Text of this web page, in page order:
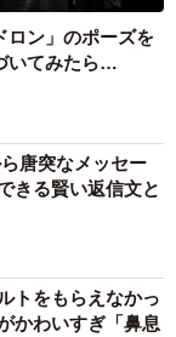
ン」のポーズを
いてみたら…
唐突なメッセー
きる賢い返信文と
トをもらえなかっ
かわいすぎ「鼻息